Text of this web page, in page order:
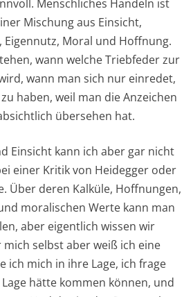
Menschliches Handeln ist
Mischung aus Einsicht,
Eigennutz, Moral und Hoffnung.
wann welche Triebfeder zur
wann man sich nur einredet,
haben, weil man die Anzeichen
übersehen hat.
Einsicht kann ich aber gar nicht
einer Kritik von Heidegger oder
Über deren Kalküle, Hoffnungen,
moralischen Werte kann man
aber eigentlich wissen wir
selbst aber weiß ich eine
ich mich in ihre Lage, ich frage
hätte kommen können, und